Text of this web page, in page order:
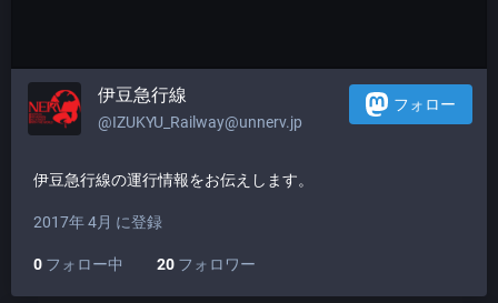
伊豆急行線
@IZUKYU_Railway@unnerv.jp
フォロー
伊豆急行線の運行情報をお伝えします。
2017年 4月 に登録
0 フォロー中 20 フォロワー